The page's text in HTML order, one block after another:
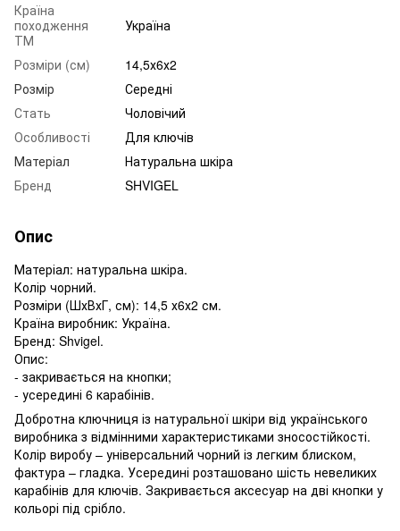
Країна
походження
ТМ
Україна
Розміри (см)
14,5х6х2
Розмір
Середні
Стать
Чоловічий
Особливості
Для ключів
Матеріал
Натуральна шкіра
Бренд
SHVIGEL
Опис
Матеріал: натуральна шкіра.
Колір чорний.
Розміри (ШхВхГ, см): 14,5 х6х2 см.
Країна виробник: Україна.
Бренд: Shvigel.
Опис:
- закривається на кнопки;
- усередині 6 карабінів.
Добротна ключниця із натуральної шкіри від українського
виробника з відмінними характеристиками зносостійкості.
Колір виробу – універсальний чорний із легким блиском,
фактура – гладка. Усередині розташовано шість невеликих
карабінів для ключів. Закривається аксесуар на дві кнопки у
кольорі під срібло.